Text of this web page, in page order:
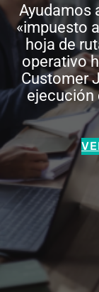
Ayudamos
«impuesto
hoja de
operativo
Customer
ejecución